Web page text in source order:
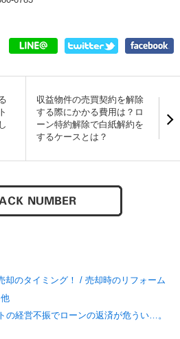
収益物件の売買契約を解除
する際にかかる費用は？ロ
ーン特約解除で白紙解約を
するケースとは？
却のタイミング！ / 売却時のリフォーム
の経営不振でローンの返済が危うい…。